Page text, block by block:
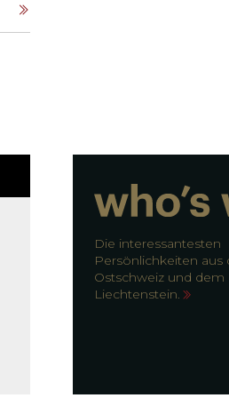
Die interessantesten
Persönlichkeiten aus
Ostschweiz und
Liechtenstein.